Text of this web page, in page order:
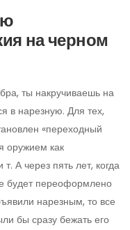
на черном
ты накручиваешь на
в нарезную. Для тех,
«переходный
оружием как
А через пять лет, когда
будет переоформлено
нарезным, то все
бы сразу бежать его